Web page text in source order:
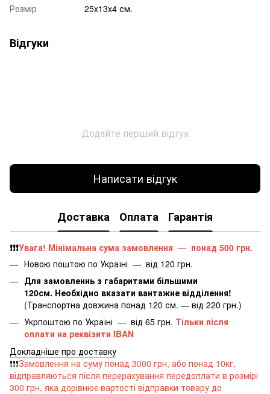
Розмір 25x13x4 см.
Відгуки
Додайте перший відгук
Написати відгук
Доставка Оплата Гарантія
❗️❗️❗️Увага! Мінімальна сума замовлення — понад 500 грн.
Новою поштою по Україні — від 120 грн.
Для замовленнь з габаритами більшими
120см. Необхідно вказати вантажне відділення!
(Транспортна довжина понад 120 см. — від 220 грн.)
Укрпоштою по Україні — від 65 грн. Тільки після
оплати на реквізити IBAN
Докладніше про доставку
❗️❗️❗️Замовлення на суму понад 3000 грн, або понад 10кг,
відправляються після перерахування передоплати в розмірі
300 грн, яка дорівнює вартості відправки товару до